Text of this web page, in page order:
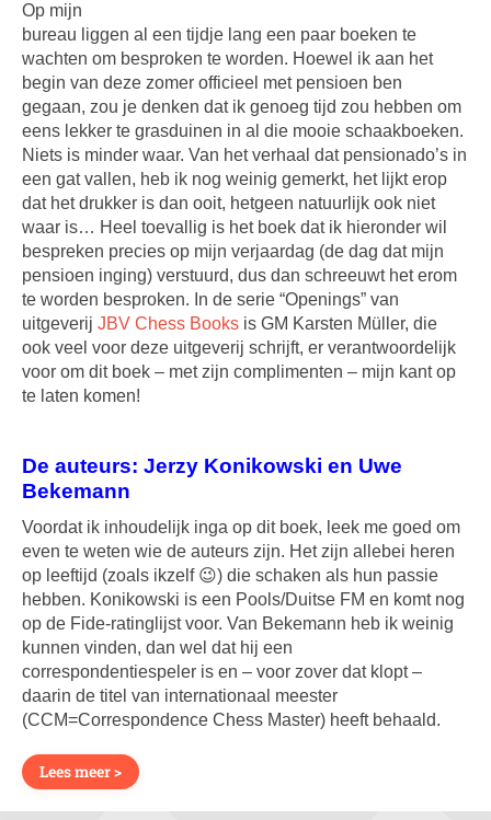
Op mijn
bureau liggen al een tijdje lang een paar boeken te
wachten om besproken te worden. Hoewel ik aan het
begin van deze zomer officieel met pensioen ben
gegaan, zou je denken dat ik genoeg tijd zou hebben om
eens lekker te grasduinen in al die mooie schaakboeken.
Niets is minder waar. Van het verhaal dat pensionado’s in
een gat vallen, heb ik nog weinig gemerkt, het lijkt erop
dat het drukker is dan ooit, hetgeen natuurlijk ook niet
waar is… Heel toevallig is het boek dat ik hieronder wil
bespreken precies op mijn verjaardag (de dag dat mijn
pensioen inging) verstuurd, dus dan schreeuwt het erom
te worden besproken. In de serie “Openings” van
uitgeverij JBV Chess Books is GM Karsten Müller, die
ook veel voor deze uitgeverij schrijft, er verantwoordelijk
voor om dit boek – met zijn complimenten – mijn kant op
te laten komen!
De auteurs: Jerzy Konikowski en Uwe
Bekemann
Voordat ik inhoudelijk inga op dit boek, leek me goed om
even te weten wie de auteurs zijn. Het zijn allebei heren
op leeftijd (zoals ikzelf 😉) die schaken als hun passie
hebben. Konikowski is een Pools/Duitse FM en komt nog
op de Fide-ratinglijst voor. Van Bekemann heb ik weinig
kunnen vinden, dan wel dat hij een
correspondentiespeler is en – voor zover dat klopt –
daarin de titel van internationaal meester
(CCM=Correspondence Chess Master) heeft behaald.
Lees meer >